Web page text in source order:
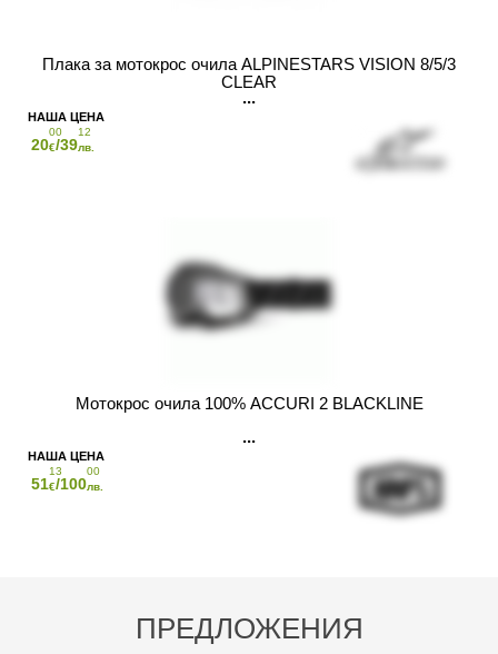
ПРЕДЛОЖЕНИЯ
Плака за мотокрос очила ALPINESTARS VISION 8/5/3
CLEAR
20
00
€/39
12
лв.
Мотокрос очила 100% ACCURI 2 BLACKLINE
51
13
€/100
00
лв.